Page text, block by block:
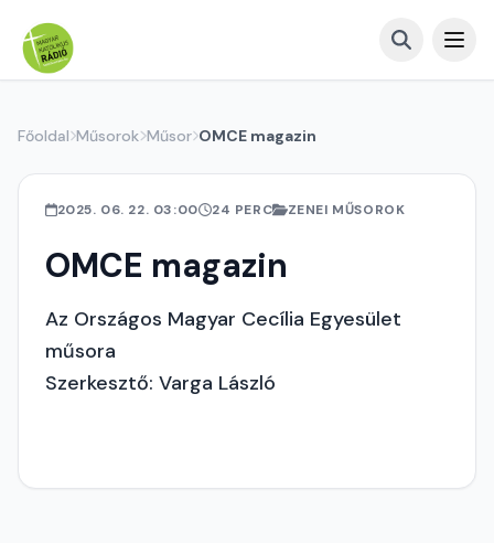
Főoldal Műsorok Műsor OMCE magazin
2025. 06. 22. 03:00 24 PERC ZENEI MŰSOROK
OMCE magazin
Az Országos Magyar Cecília Egyesület
műsora
Szerkesztő: Varga László